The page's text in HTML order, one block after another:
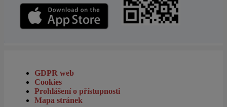
GDPR web
Cookies
Prohlášení o přístupnosti
Mapa stránek